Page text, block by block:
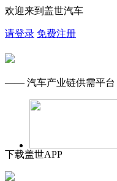
欢迎来到盖世汽车
请登录 免费注册
—— 汽车产业链供需平
下载盖世APP